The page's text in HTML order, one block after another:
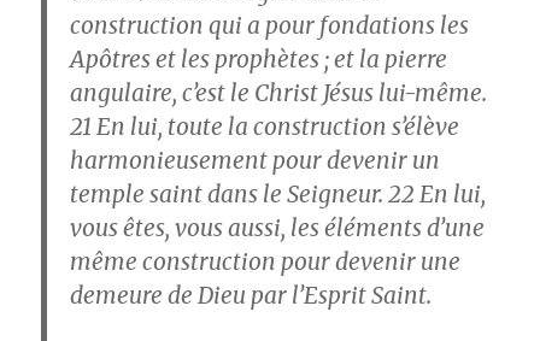
construction qui a pour fondations les
Apôtres et les prophètes ; et la pierre
angulaire, c’est le Christ Jésus lui-même.
21 En lui, toute la construction s’élève
harmonieusement pour devenir un
temple saint dans le Seigneur.22 En lui,
vous êtes, vous aussi, les éléments d’une
même construction pour devenir une
demeure de Dieu par l’Esprit Saint.